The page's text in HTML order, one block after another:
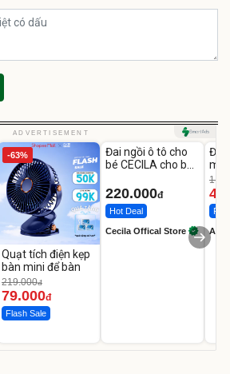
ADVERTISEMENT
-63%
Quạt tích điện kẹp
bàn mini để bàn
219.000đ
79.000đ
Flash Sale
Đai ngồi ô tô cho
bé CECILA cho bé
220.000đ
Hot Deal
Cecila Offical Store A